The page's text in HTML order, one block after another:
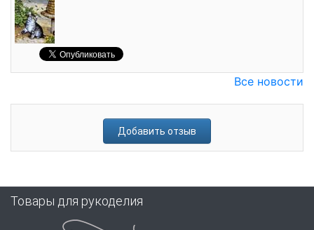
Все новости
Добавить отзыв
Товары для рукоделия